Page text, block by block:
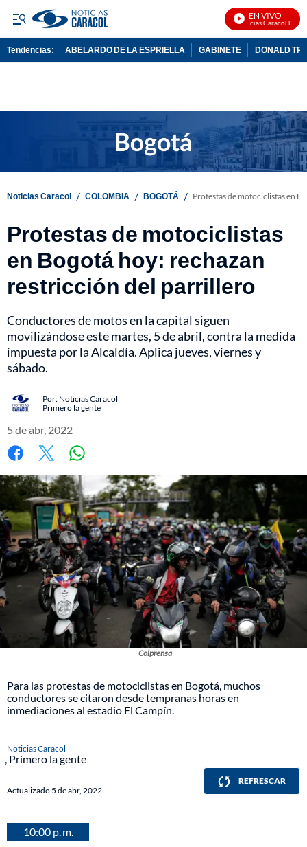
EN VIVO
Noticias Caracol En Vivo
Tendencias: ABELARDO DE LA ESPRIELLA GABINETE DONALD
Noticias Caracol / COLOMBIA / BOGOTÁ / Protestas de motociclistas en
Protestas de motociclistas
en Bogotá hoy: rechazan
restricción del parrillero
Conductores de motos en la capital siguen
movilizándose este martes, 5 de abril, contra la medida
impuesta por la Alcaldía. Aplica jueves, viernes y
sábado.
Por: Noticias Caracol
Primero la gente
5 de abr, 2022
enlace
Colprensa
Para las protestas de motociclistas en Bogotá, muchos
conductores se citaron desde tempranas horas en
inmediaciones al estadio El Campín.
Noticias Caracol
Primero la gente
Actualizado 5 de abr, 2022
REFRESCAR
10:00 p. m.